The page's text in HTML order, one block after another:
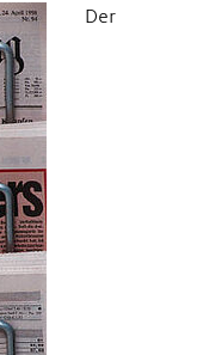
Der